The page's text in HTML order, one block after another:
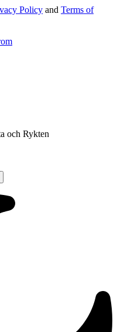
Policy and Terms of
och Rykten